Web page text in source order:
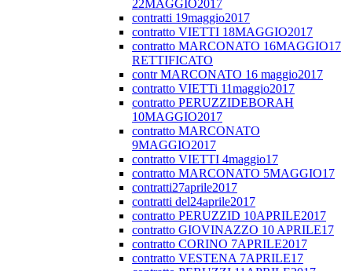
22MAGGIO2017
contratti 19maggio2017
contratto VIETTI 18MAGGIO2017
contratto MARCONATO 16MAGGIO17
RETTIFICATO
contr MARCONATO 16 maggio2017
contratto VIETTi 11maggio2017
contratto PERUZZIDEBORAH
10MAGGIO2017
contratto MARCONATO
9MAGGIO2017
contratto VIETTI 4maggio17
contratto MARCONATO 5MAGGIO17
contratti27aprile2017
contratti del24aprile2017
contratto PERUZZID 10APRILE2017
contratto GIOVINAZZO 10 APRILE17
contratto CORINO 7APRILE2017
contratto VESTENA 7APRILE17